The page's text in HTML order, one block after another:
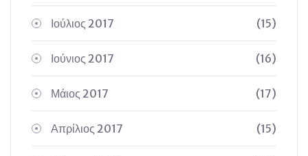
Ιούλιος 2017 (15)
Ιούνιος 2017 (16)
Μάιος 2017 (17)
Απρίλιος 2017 (15)